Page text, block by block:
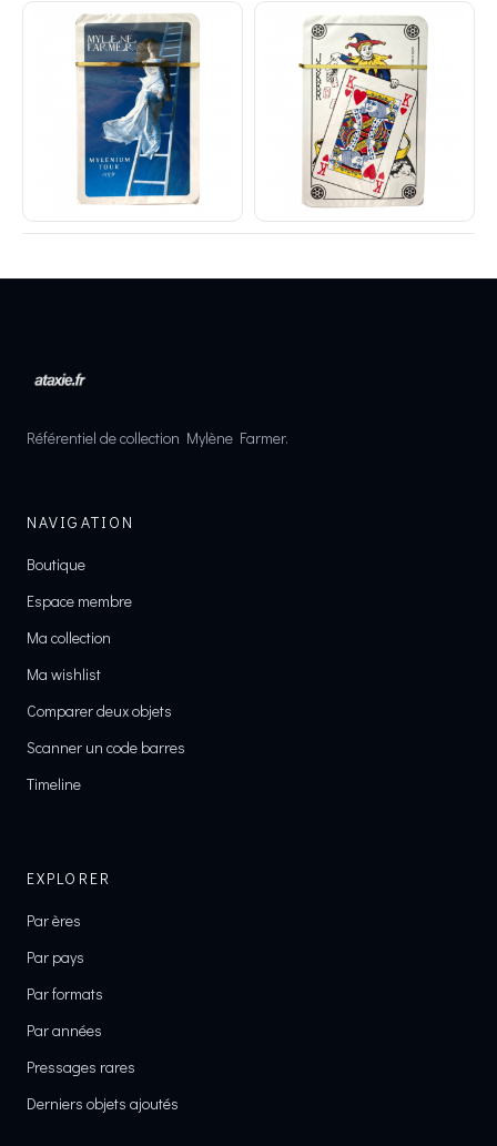
Référentiel de collection Mylène Farmer.
NAVIGATION
Boutique
Espace membre
Ma collection
Ma wishlist
Comparer deux objets
Scanner un code barres
Timeline
EXPLORER
Par ères
Par pays
Par formats
Par années
Pressages rares
Derniers objets ajoutés